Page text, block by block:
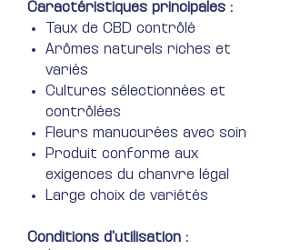
Caractéristiques principales :
Taux de CBD contrôlé
Arômes naturels riches et
variés
Cultures sélectionnées et
contrôlées
Fleurs manucurées avec soin
Produit conforme aux
exigences du chanvre légal
Large choix de variétés
Conditions d'utilisation :